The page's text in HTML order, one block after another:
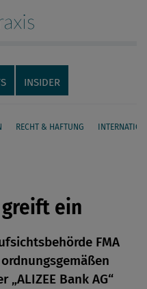
INSIDER
RECHT & HAFTUNG
teilenteilen
Mail teilen
greift ein
FMA
Bank AG“